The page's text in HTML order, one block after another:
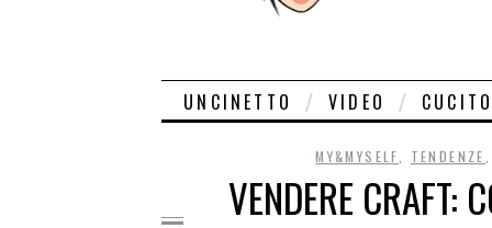
UNCINETTO VIDEO
MY&MYSELF TENDENZE
VENDERE CRAFT: